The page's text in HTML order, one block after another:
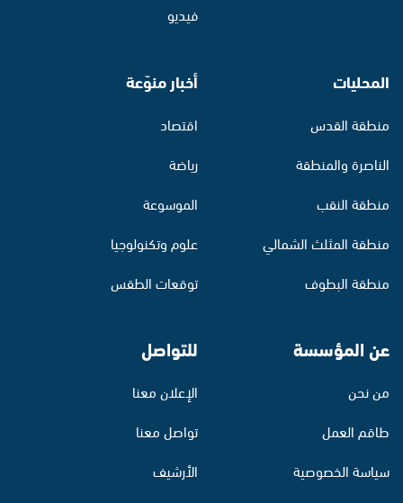
فيديو
المحليات
منطقة القدس
الناصرة والمنطقة
منطقة النقب
منطقة المثلث الشمالي
منطقة البطوف
أخبار منوّعة
اقتصاد
رياضة
الموسوعة
علوم وتكنولوجيا
توقعات الطقس
عن المؤسسة
من نحن
طاقم العمل
سياسة الخصوصية
للتواصل
الإعلان معنا
تواصل معنا
الأرشيف